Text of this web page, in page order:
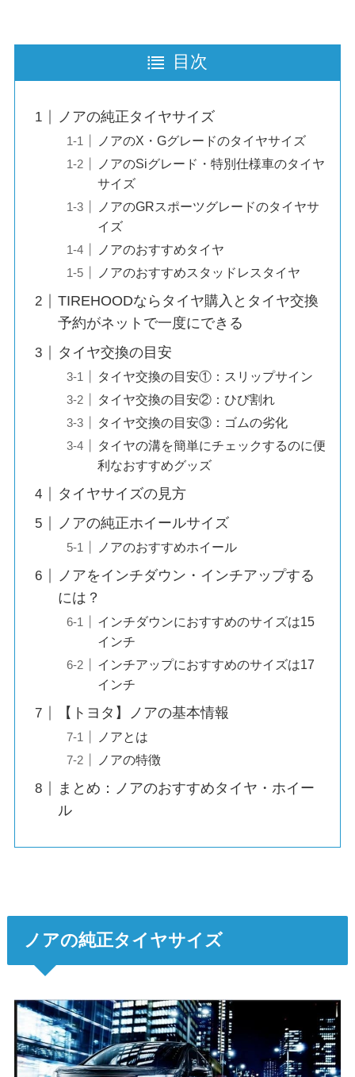
目次
ノアの純正タイヤサイズ
ノアのX・Gグレードのタイヤサイズ
ノアのSiグレード・特別仕様車のタイヤ
サイズ
ノアのGRスポーツグレードのタイヤサ
イズ
ノアのおすすめタイヤ
ノアのおすすめスタッドレスタイヤ
TIREHOODならタイヤ購入とタイヤ交換
予約がネットで一度にできる
タイヤ交換の目安
タイヤ交換の目安①：スリップサイン
タイヤ交換の目安②：ひび割れ
タイヤ交換の目安③：ゴムの劣化
タイヤの溝を簡単にチェックするのに便
利なおすすめグッズ
タイヤサイズの見方
ノアの純正ホイールサイズ
ノアのおすすめホイール
ノアをインチダウン・インチアップする
には？
インチダウンにおすすめのサイズは15
インチ
インチアップにおすすめのサイズは17
インチ
【トヨタ】ノアの基本情報
ノアとは
ノアの特徴
まとめ：ノアのおすすめタイヤ・ホイー
ル
ノアの純正タイヤサイズ